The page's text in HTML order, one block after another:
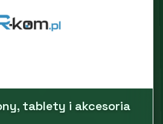
tablety i akcesoria